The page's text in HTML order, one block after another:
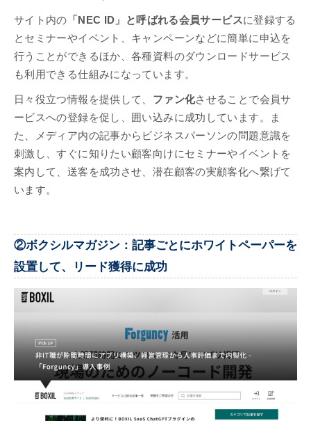
サイト内の 「NEC ID」と呼ばれる会員サービスに登録する
とセミナーやイベント、キャンペーンなどに簡単に申込を
行うことができるほか、各種資料のダウンロードサービス
も利用できる仕組みになっています。
日々役立つ情報を提供して、 ファン化させることで会員サ
ービスへの登録を促し、囲い込みに成功しています。ま
た、メディア内の記事からビジネスパーソンの問題意識を
刺激し、すぐに知りたい顧客向けにセミナーやイベントを
案内して、送客を成功させ、潜在顧客の実顧客化へ繋げて
います。
②ボクシルマガジン：記事ごとにホワイトペーパーを
設置して、リード獲得に成功